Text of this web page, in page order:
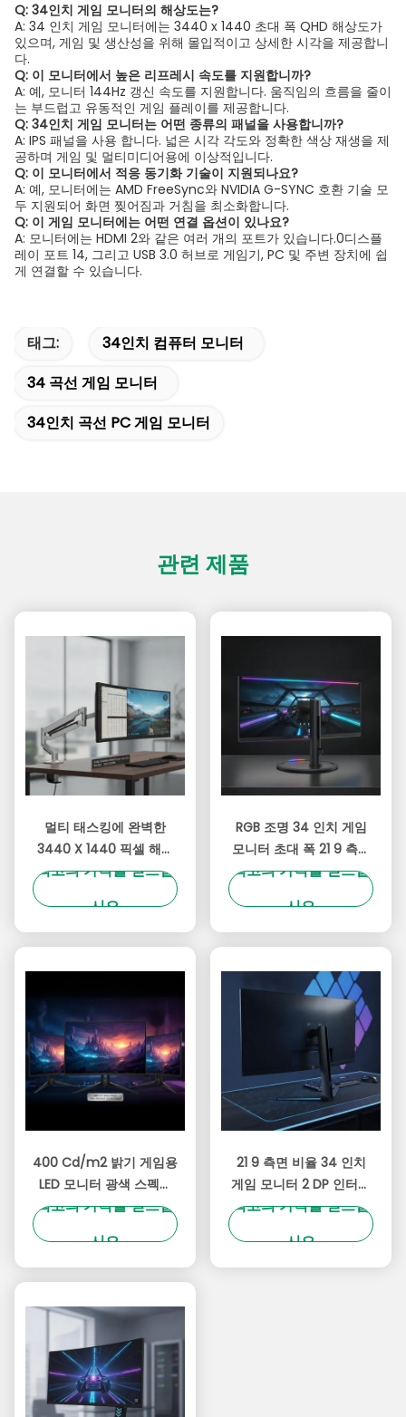
Q: 34인치 게임 모니터의 해상도는?
A: 34 인치 게임 모니터에는 3440 x 1440 초대 폭 QHD 해상도가
있으며, 게임 및 생산성을 위해 몰입적이고 상세한 시각을 제공합니
다.
Q: 이 모니터에서 높은 리프레시 속도를 지원합니까?
A: 예, 모니터 144Hz 갱신 속도를 지원합니다. 움직임의 흐름을 줄이
는 부드럽고 유동적인 게임 플레이를 제공합니다.
Q: 34인치 게임 모니터는 어떤 종류의 패널을 사용합니까?
A: IPS 패널을 사용 합니다. 넓은 시각 각도와 정확한 색상 재생을 제
공하며 게임 및 멀티미디어용에 이상적입니다.
Q: 이 모니터에서 적응 동기화 기술이 지원되나요?
A: 예, 모니터에는 AMD FreeSync와 NVIDIA G-SYNC 호환 기술 모
두 지원되어 화면 찢어짐과 거침을 최소화합니다.
Q: 이 게임 모니터에는 어떤 연결 옵션이 있나요?
A: 모니터에는 HDMI 2와 같은 여러 개의 포트가 있습니다.0디스플
레이 포트 14, 그리고 USB 3.0 허브로 게임기, PC 및 주변 장치에 쉽
게 연결할 수 있습니다.
태그:
34인치 컴퓨터 모니터
34 곡선 게임 모니터
34인치 곡선 PC 게임 모니터
관련 제품
멀티 태스킹에 완벽한
3440 X 1440 픽셀 해상
도와 99% SRGB 넓은 색
니터
최고의 가격을 얻으십
시오
RGB 조명 34 인치 게임
모니터 초대 폭 21 9 측면
비율 조정 가능한 브래킷
최고의 가격을 얻으십
시오
400 Cd/m2 밝기 게임용
LED 모니터 광색 스펙트
럼 99% SRGB 게임용 생
최고의 가격을 얻으십
시오
21 9 측면 비율 34 인치
게임 모니터 2 DP 인터페
이스와 100 X 100 mm
최고의 가격을 얻으십
시오